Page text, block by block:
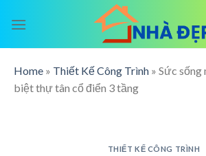
Home » Thiết Kế Công Trình » Sức
biệt thự tân cổ điển 3 tầng
THIẾT KẾ CÔNG TRÌNH